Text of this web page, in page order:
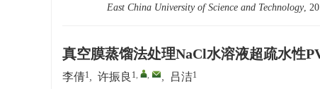
East China University of Science and Technology,
真空膜蒸馏法处理NaCl水溶液超疏水性
李倩1, 许振良 1, , , 吕洁1